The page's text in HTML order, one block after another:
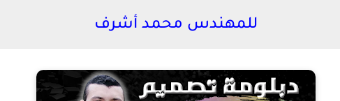
للمهندس محمد أشرف